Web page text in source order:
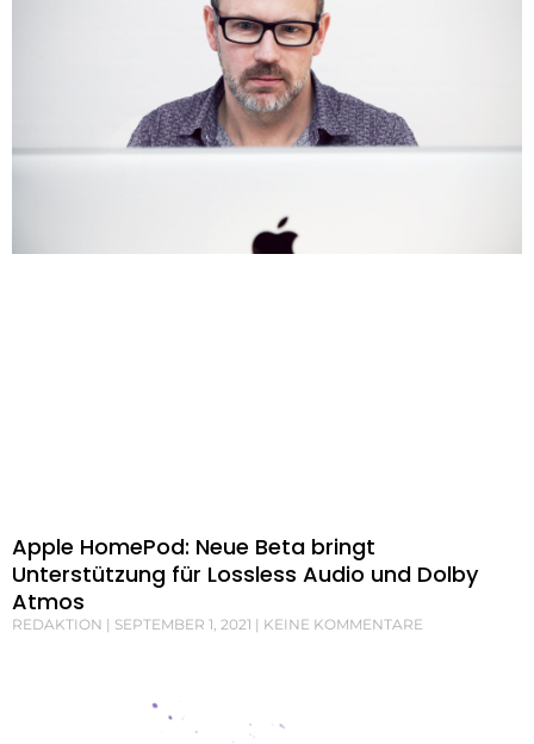
Apple HomePod: Neue Beta bringt
Unterstützung für Lossless Audio und Dolby
Atmos
REDAKTION SEPTEMBER 1, 2021 KEINE KOMMENTARE